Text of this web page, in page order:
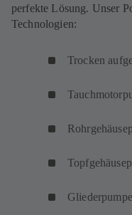
perfekte Lösung. Unser
Technologien:
Trocken